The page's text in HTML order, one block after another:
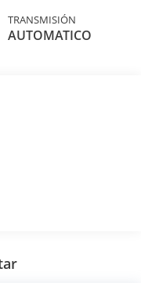
TRANSMISIÓN
AUTOMATICO